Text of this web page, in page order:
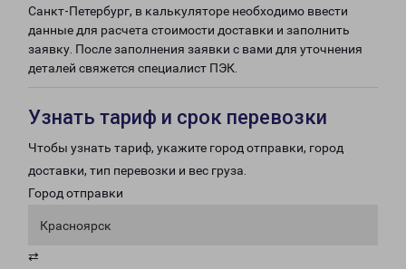
Санкт-Петербург, в калькуляторе необходимо ввести
данные для расчета стоимости доставки и заполнить
заявку. После заполнения заявки с вами для уточнения
деталей свяжется специалист ПЭК.
Узнать тариф и срок перевозки
Чтобы узнать тариф, укажите город отправки, город
доставки, тип перевозки и вес груза.
Город отправки
Красноярск
⇄